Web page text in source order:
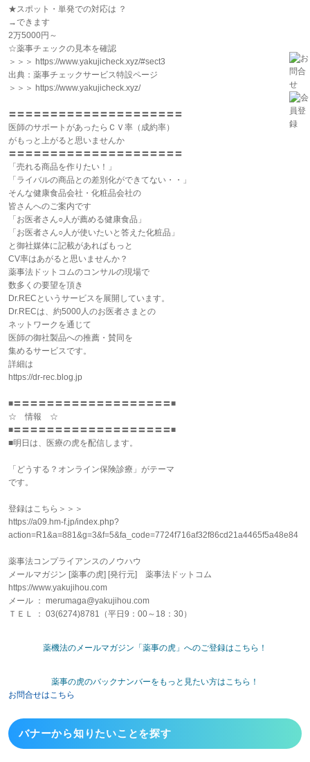
★スポット・単発での対応は ？
→できます
2万5000円～
☆薬事チェックの見本を確認
＞＞＞ https://www.yakujicheck.xyz/#sect3
出典：薬事チェックサービス特設ページ
＞＞＞ https://www.yakujicheck.xyz/
〓〓〓〓〓〓〓〓〓〓〓〓〓〓〓〓〓〓〓〓〓
医師のサポートがあったらＣＶ率（成約率）
がもっと上がると思いませんか
〓〓〓〓〓〓〓〓〓〓〓〓〓〓〓〓〓〓〓〓〓
「売れる商品を作りたい！」
「ライバルの商品との差別化ができてない・・」
そんな健康食品会社・化粧品会社の
皆さんへのご案内です
「お医者さん○人が薦める健康食品」
「お医者さん○人が使いたいと答えた化粧品」
と御社媒体に記載があればもっと
CV率はあがると思いませんか？
薬事法ドットコムのコンサルの現場で
数多くの要望を頂き
Dr.RECというサービスを展開しています。
Dr.RECは、約5000人のお医者さまとの
ネットワークを通じて
医師の御社製品への推薦・賛同を
集めるサービスです。
詳細は
https://dr-rec.blog.jp
■〓〓〓〓〓〓〓〓〓〓〓〓〓〓〓〓〓〓〓■
☆ 情報 ☆
■〓〓〓〓〓〓〓〓〓〓〓〓〓〓〓〓〓〓〓■
■明日は、医療の虎を配信します。
「どうする？オンライン保険診療」がテーマ
です。
登録はこちら＞＞＞
https://a09.hm-f.jp/index.php?
action=R1&a=881&g=3&f=5&fa_code=7724f716af32f86cd21a4465f5a48e84
薬事法コンプライアンスのノウハウ
メールマガジン [薬事の虎] [発行元] 薬事法ドットコム
https://www.yakujihou.com
メール ： merumaga@yakujihou.com
ＴＥＬ ： 03(6274)8781（平日9：00～18：30）
薬機法のメールマガジン「薬事の虎」へのご登録はこちら！
薬事の虎のバックナンバーをもっと見たい方はこちら！
お問合せはこちら
バナーから知りたいことを探す